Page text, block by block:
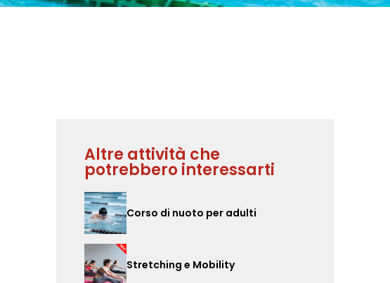
Altre attività che
potrebbero interessarti
Corso di nuoto per adulti
Stretching e Mobility